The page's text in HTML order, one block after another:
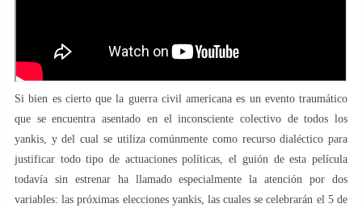
Si bien es cierto que la guerra civil americana es un evento traumático
que se encuentra asentado en el inconsciente colectivo de todos los
yankis, y del cual se utiliza comúnmente como recurso dialéctico para
justificar todo tipo de actuaciones políticas, el guión de esta película
todavía sin estrenar ha llamado especialmente la atención por dos
variables: las próximas elecciones yankis, las cuales se celebrarán el 5 de